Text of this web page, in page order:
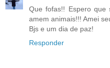
Que fofas!! Espero que
amem animais!!! Amei
Bjs e um dia de paz!
Responder